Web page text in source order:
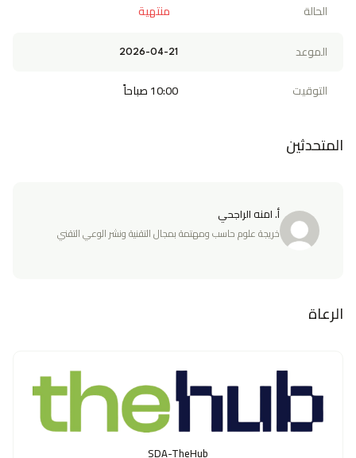
الحالة
منتهية
الموعد
2026-04-21
التوقيت 10:00 صباحاً
المتحدثين
أ. امنه الراجحي
خريجة علوم حاسب ومهتمة بمجال التقنية ونشر الوعي التقني
الرعاة
SDA-TheHub